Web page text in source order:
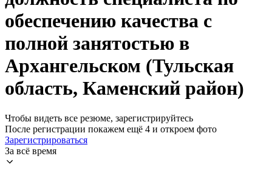
обеспечению качества с
полной занятостью в
Архангельском (Тульская
область, Каменский район)
Чтобы видеть все резюме, зарегистрируйтесь
После регистрации покажем ещё 4 и откроем фото
Зарегистрироваться
За всё время